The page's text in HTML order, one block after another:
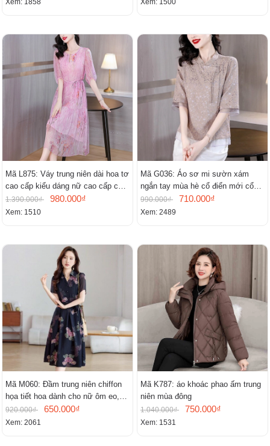
Mã L875: Váy trung niên dài hoa tơ
cao cấp kiểu dáng nữ cao cấp cao
cấp thần
1.390.000₫ 980.000₫
Xem: 1510
Mã G036: Áo sơ mi sườn xám
ngắn tay mùa hè cổ điển mới cổ
đứng
990.000₫ 710.000₫
Xem: 2489
Mã M060: Đầm trung niên chiffon
họa tiết hoa dành cho nữ ôm eo,
cổ chữ V, đầm midi tay ngắn thanh
lịch.
920.000₫ 650.000₫
Xem: 2061
Mã K787: áo khoác phao ấm trung
niên mùa đông
1.040.000₫ 750.000₫
Xem: 1531